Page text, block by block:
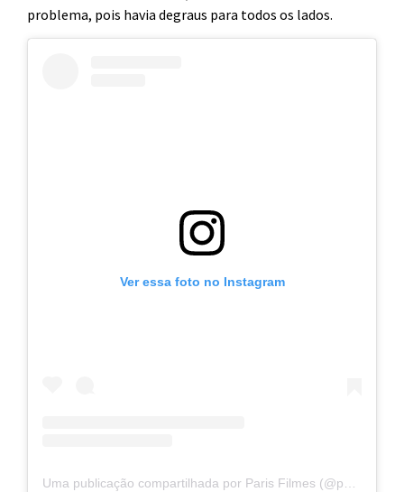
problema, pois havia degraus para todos os lados.
Ver essa foto no Instagram
Uma publicação compartilhada por Paris Filmes (@parisfilmes)